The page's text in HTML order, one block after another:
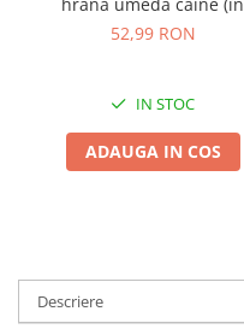
sos), 12x85g
52,99 RON
IN STOC
ADAUGA IN COS
Descriere